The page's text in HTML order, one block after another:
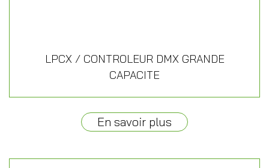
LPCX / CONTROLEUR DMX GRANDE
CAPACITE
En savoir plus